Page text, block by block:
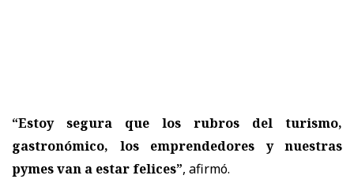
“Estoy segura que los rubros del turismo,
gastronómico, los emprendedores y nuestras
pymes van a estar felices”, afirmó.